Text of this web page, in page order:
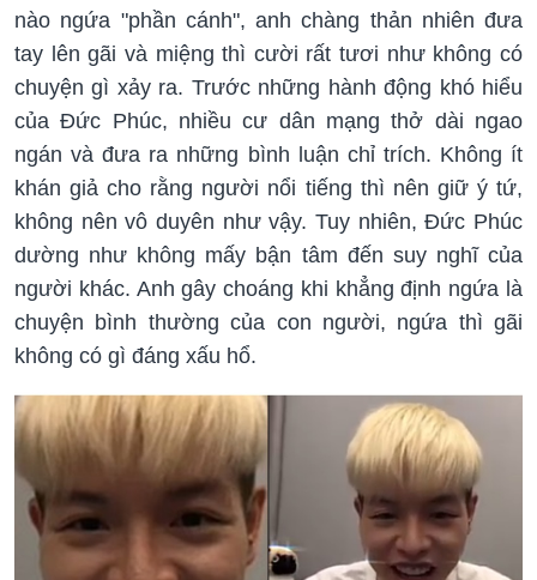
nào ngứa "phần cánh", anh chàng thản nhiên đưa
tay lên gãi và miệng thì cười rất tươi như không có
chuyện gì xảy ra. Trước những hành động khó hiểu
của Đức Phúc, nhiều cư dân mạng thở dài ngao
ngán và đưa ra những bình luận chỉ trích. Không ít
khán giả cho rằng người nổi tiếng thì nên giữ ý tứ,
không nên vô duyên như vậy. Tuy nhiên, Đức Phúc
dường như không mấy bận tâm đến suy nghĩ của
người khác. Anh gây choáng khi khẳng định ngứa là
chuyện bình thường của con người, ngứa thì gãi
không có gì đáng xấu hổ.